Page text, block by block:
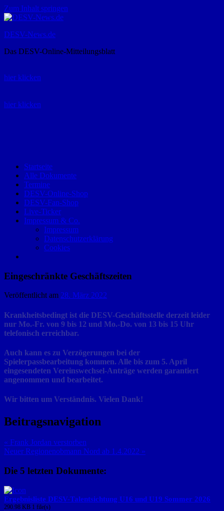
Zum Inhalt springen
DESV-News.de
Das DESV-Online-Mitteilungsblatt
hier klicken
hier klicken
Startseite
Alle Dokumente
Termine
DESV-Online-Shop
DESV-Fan-Shop
Live-Ticker
Impressum & Co.
Impressum
Datenschutzerklärung
Cookies
Eingeschränkte Geschäftszeiten
Veröffentlicht am 28. März 2022
Krankheitsbedingt ist die DESV-Geschäftsstelle derzeit leider
nur Mo.-Fr. von 9 bis 12 und Mo.-Do. von 13 bis 15 Uhr
telefonisch erreichbar.
Auch kann es zu Verzögerungen bei der
Spielerpassbearbeitung kommen. Alle bis zum 5. April
eingesendeten Vereinswechsel-Anträge werden garantiert
angenommen und bearbeitet.
Wir bitten um Verständnis. Vielen Dank!
Beitragsnavigation
« Frank Jordan verstorben
Neuer Regionenobmann Nord ab 1.4.2022 »
Die 5 letzten Dokumente:
Ergebnisliste DESV-Talentsichtung U16 und U19 Sommer 2026
290.98 KB 1 file(s)